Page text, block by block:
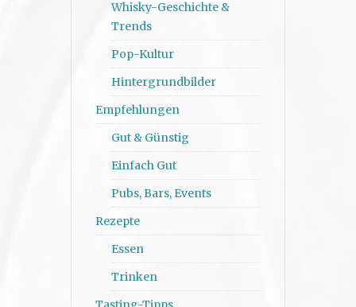
Whisky-Geschichte &
Trends
Pop-Kultur
Hintergrundbilder
Empfehlungen
Gut & Günstig
Einfach Gut
Pubs, Bars, Events
Rezepte
Essen
Trinken